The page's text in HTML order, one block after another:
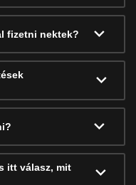
fizetni nektek?
itt válasz, mit